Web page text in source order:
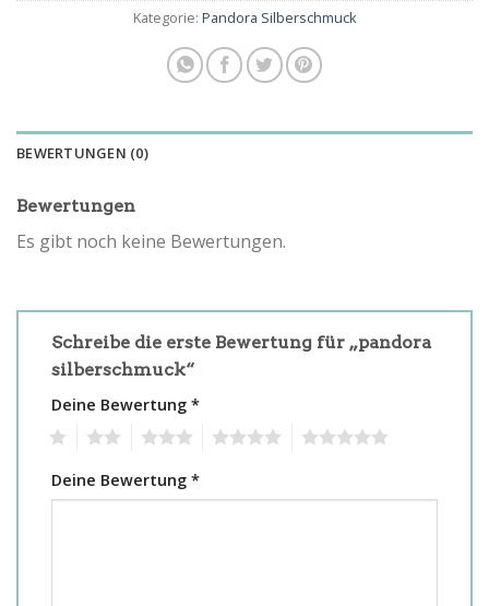
Kategorie: Pandora Silberschmuck
BEWERTUNGEN (0)
Bewertungen
Es gibt noch keine Bewertungen.
Schreibe die erste Bewertung für „pandora
silberschmuck“
Deine Bewertung *
Deine Bewertung *